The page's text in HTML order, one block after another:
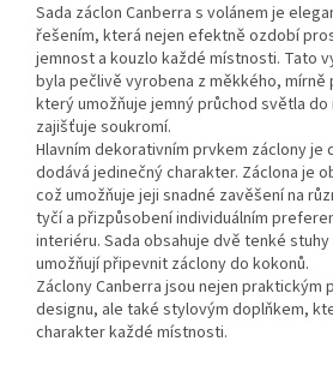
Sada záclon Canberra s volánem je
řešením, která nejen efektně ozdobí
jemnost a kouzlo každé místnosti. Tato
byla pečlivě vyrobena z měkkého, mírně
který umožňuje jemný průchod světla
zajišťuje soukromí.
Hlavním dekorativním prvkem záclony je
dodává jedinečný charakter. Záclona je
což umožňuje jeji snadné zavěšení na
tyčí a přizpůsobení individuálním
interiéru. Sada obsahuje dvě tenké
umožňují připevnit záclony do kokonů.
Záclony Canberra jsou nejen
designu, ale také stylovým doplňkem,
charakter každé místnosti.